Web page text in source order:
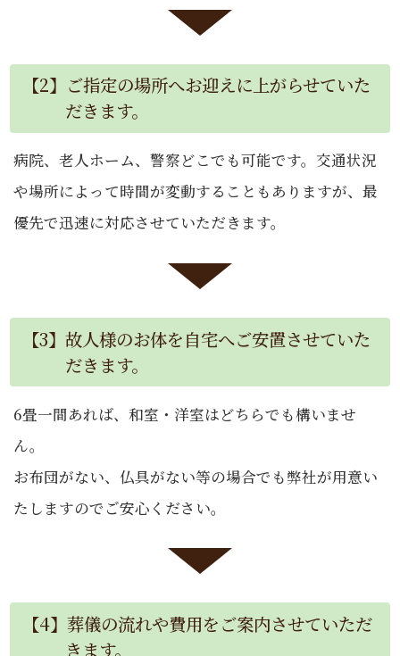
【2】ご指定の場所へお迎えに上がらせていた
だきます。
病院、老人ホーム、警察どこでも可能です。交通状況
や場所によって時間が変動することもありますが、最
優先で迅速に対応させていただきます。
【3】故人様のお体を自宅へご安置させていた
だきます。
6畳一間あれば、和室・洋室はどちらでも構いませ
ん。
お布団がない、仏具がない等の場合でも弊社が用意い
たしますのでご安心ください。
【4】葬儀の流れや費用をご案内させていただ
きます。